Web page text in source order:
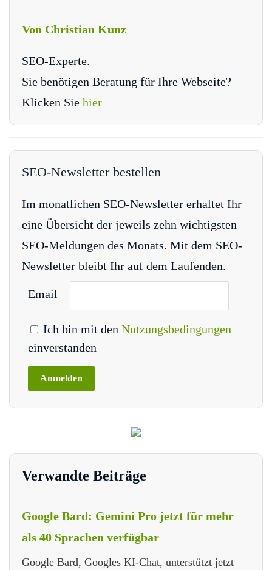
Von Christian Kunz
SEO-Experte.
Sie benötigen Beratung für Ihre Webseite?
Klicken Sie hier
SEO-Newsletter bestellen
Im monatlichen SEO-Newsletter erhaltet Ihr
eine Übersicht der jeweils zehn wichtigsten
SEO-Meldungen des Monats. Mit dem SEO-
Newsletter bleibt Ihr auf dem Laufenden.
Email
Ich bin mit den Nutzungsbedingungen
einverstanden
Verwandte Beiträge
Google Bard: Gemini Pro jetzt für mehr
als 40 Sprachen verfügbar
Google Bard, Googles KI-Chat, unterstützt jetzt